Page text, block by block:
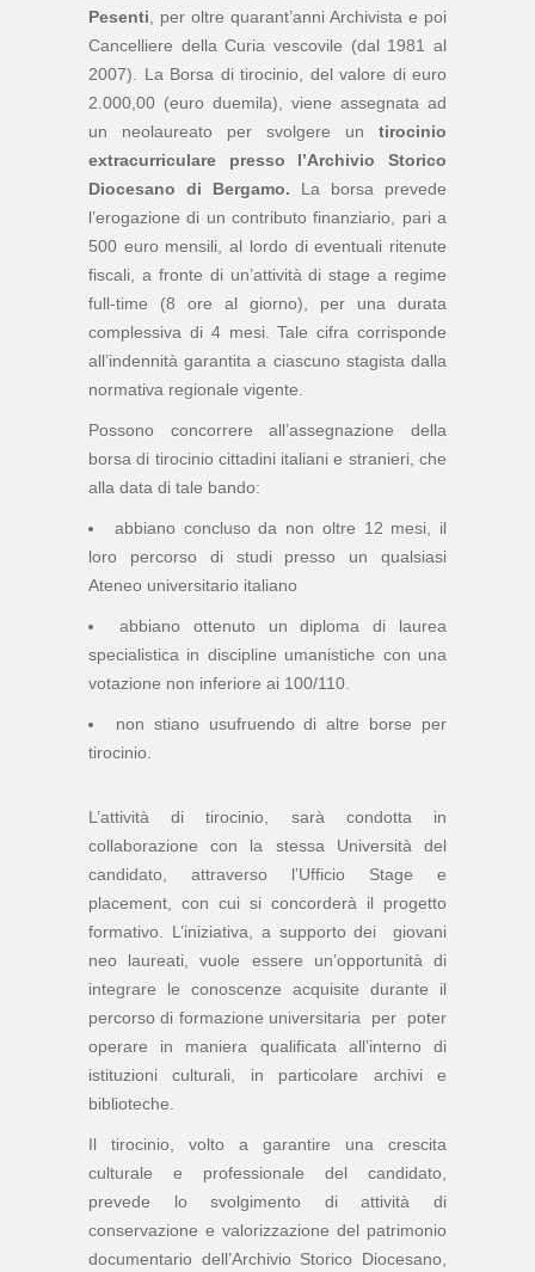
Pesenti, per oltre quarant’anni Archivista e poi
Cancelliere della Curia vescovile (dal 1981 al
2007). La Borsa di tirocinio, del valore di euro
2.000,00 (euro duemila), viene assegnata ad
un neolaureato per svolgere un tirocinio
extracurriculare presso l’Archivio Storico
Diocesano di Bergamo. La borsa prevede
l’erogazione di un contributo finanziario, pari a
500 euro mensili, al lordo di eventuali ritenute
fiscali, a fronte di un’attività di stage a regime
full-time (8 ore al giorno), per una durata
complessiva di 4 mesi. Tale cifra corrisponde
all’indennità garantita a ciascuno stagista dalla
normativa regionale vigente.
Possono concorrere all’assegnazione della
borsa di tirocinio cittadini italiani e stranieri, che
alla data di tale bando:
abbiano concluso da non oltre 12 mesi, il
loro percorso di studi presso un qualsiasi
Ateneo universitario italiano
abbiano ottenuto un diploma di laurea
specialistica in discipline umanistiche con una
votazione non inferiore ai 100/110.
non stiano usufruendo di altre borse per
tirocinio.
L’attività di tirocinio, sarà condotta in
collaborazione con la stessa Università del
candidato, attraverso l’Ufficio Stage e
placement, con cui si concorderà il progetto
formativo. L’iniziativa, a supporto dei giovani
neo laureati, vuole essere un’opportunità di
integrare le conoscenze acquisite durante il
percorso di formazione universitaria per poter
operare in maniera qualificata all’interno di
istituzioni culturali, in particolare archivi e
biblioteche.
Il tirocinio, volto a garantire una crescita
culturale e professionale del candidato,
prevede lo svolgimento di attività di
conservazione e valorizzazione del patrimonio
documentario dell’Archivio Storico Diocesano,